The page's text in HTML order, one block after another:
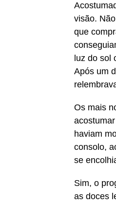
visão.
que
luz do sol
Após um
Os mais
haviam
consolo,
se
Sim, o
as doces